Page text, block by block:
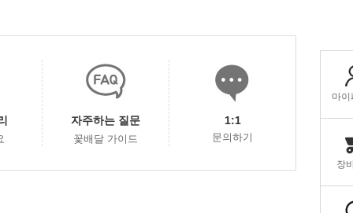
자주하는 질문
꽃배달 가이드
1:1
문의하기